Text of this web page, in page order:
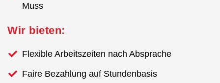
Muss
Wir bieten:
Flexible Arbeitszeiten nach Absprache
Faire Bezahlung auf Stundenbasis